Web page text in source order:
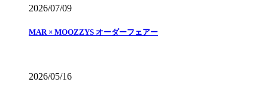
2026/07/09
MAR × MOOZZYS オーダーフェアー
2026/05/16